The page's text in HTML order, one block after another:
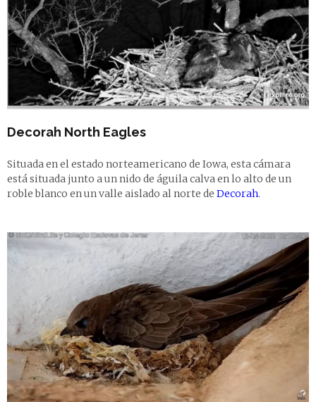
Decorah North Eagles
Situada en el estado norteamericano de Iowa, esta cámara
está situada junto a un nido de águila calva en lo alto de un
roble blanco en un valle aislado al norte de Decorah.